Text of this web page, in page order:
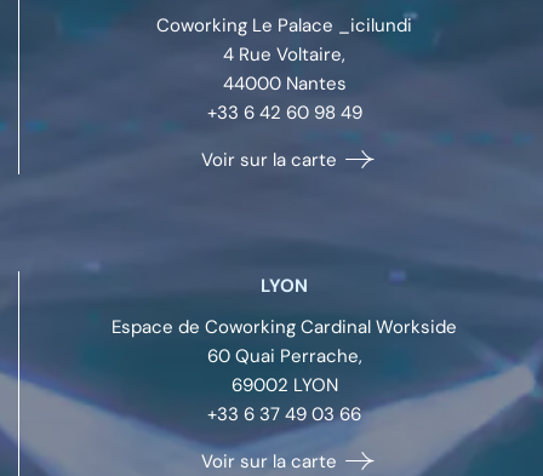
Coworking Le Palace _icilundi
4 Rue Voltaire,
44000 Nantes
+33 6 42 60 98 49
Voir sur la carte
LYON
Espace de Coworking Cardinal Workside
60 Quai Perrache,
69002 LYON
+33 6 37 49 03 66
Voir sur la carte